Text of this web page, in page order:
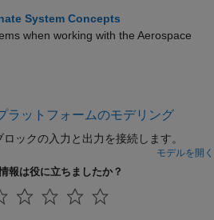
System Concepts
when working with the Aerospace
ラットフォームのモデリング
ックの入力と出力を接続します。
モデルを開く
報は役に立ちましたか？